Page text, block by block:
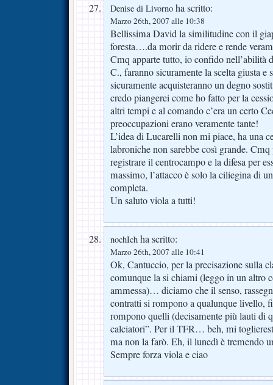
Denise di Livorno ha scritto:
Marzo 26th, 2007 alle 10:38
Bellissima David la similitudine con il
foresta….da morir da ridere e rende
Cmq apparte tutto, io confido nell’abilità
C., faranno sicuramente la scelta giusta e
sicuramente acquisteranno un degno
credo piangerei come ho fatto per la
altri tempi e al comando c’era un certo
preoccupazioni erano veramente tante!
L’idea di Lucarelli non mi piace, ha una
labroniche non sarebbe così grande.
registrare il centrocampo e la difesa per
massimo, l’attacco è solo la ciliegina di
completa.
Un saluto viola a tutti!
nochIch ha scritto:
Marzo 26th, 2007 alle 10:41
Ok, Cantuccio, per la precisazione sulla
comunque la si chiami (leggo in un altro
ammessa)… diciamo che il senso,
contratti si rompono a qualunque livello,
rompono quelli (decisamente più lauti di
calciatori”. Per il TFR… beh, mi
ma non la farò. Eh, il lunedì è tremendo
Sempre forza viola e ciao